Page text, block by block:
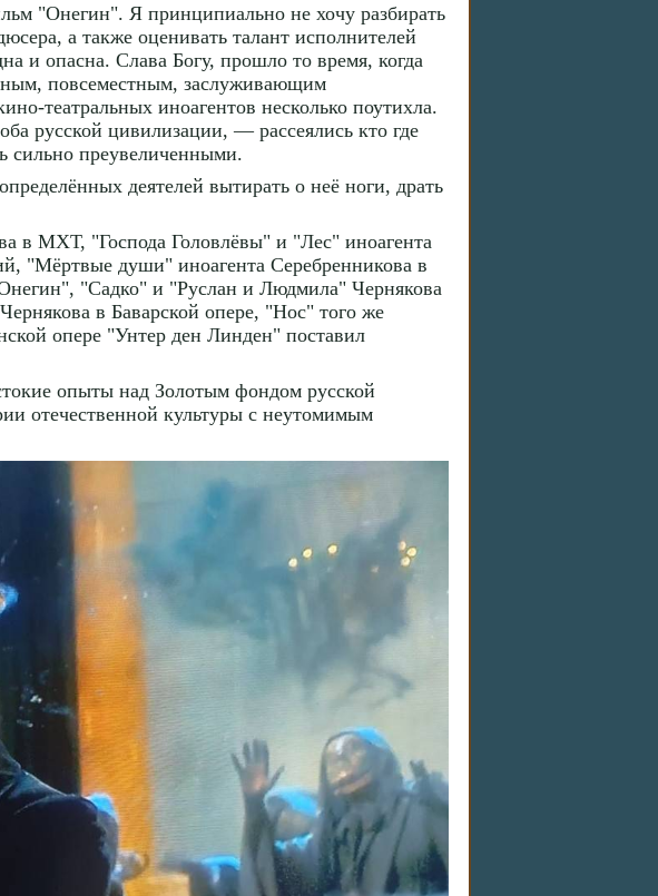
"Онегин". Я принципиально не хочу разбирать
а также оценивать талант исполнителей
и опасна. Слава Богу, прошло то время, когда
повсеместным, заслуживающим
театральных иноагентов несколько поутихла.
русской цивилизации, — рассеялись кто где
сильно преувеличенными.
деятелей вытирать о неё ноги, драть
в МХТ, "Господа Головлёвы" и "Лес" иноагента
"Мёртвые души" иноагента Серебренникова в
"Садко" и "Руслан и Людмила" Чернякова
в Баварской опере, "Нос" того же
опере "Унтер ден Линден" поставил
опыты над Золотым фондом русской
отечественной культуры с неутомимым